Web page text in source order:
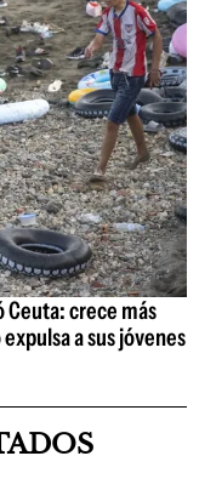
crece más
a sus jóvenes